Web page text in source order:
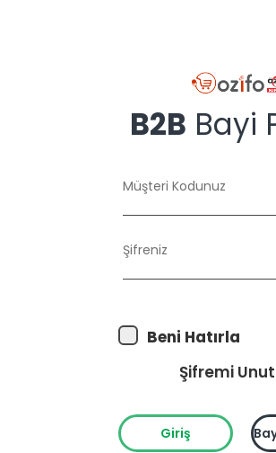
B2B Bayi
Müşteri Kodunuz
Şifreniz
Beni Hatırla
Şifremi
Giriş